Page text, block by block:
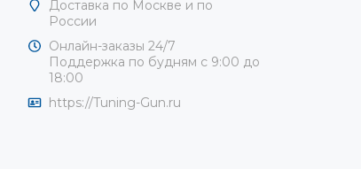
Доставка по Москве и по
России
Онлайн-заказы 24/7
Поддержка по будням с 9:00 до
18:00
https://Tuning-Gun.ru